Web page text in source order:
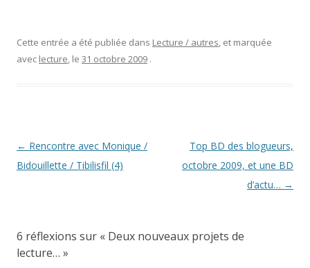
Cette entrée a été publiée dans Lecture / autres, et marquée
avec lecture, le 31 octobre 2009 .
Navigation
des
← Rencontre avec Monique /
Bidouillette / Tibilisfil (4)
Top BD des blogueurs,
octobre 2009, et une BD
d’actu… →
6 réflexions sur « Deux nouveaux projets de
lecture… »